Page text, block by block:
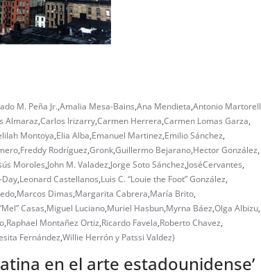
M. Peña Jr.,Amalia Mesa-Bains,Ana Mendieta,Antonio Martorell
Almaraz,Carlos Irizarry,Carmen Herrera,Carmen Lomas Garza,
Montoya,Elia Alba,Emanuel Martinez,Emilio Sánchez,
,Freddy Rodríguez,Gronk,Guillermo Bejarano,Hector González,
Moroles,John M. Valadez,Jorge Soto Sánchez,JoséCervantes,
Day,Leonard Castellanos,Luis C. “Louie the Foot” González,
,Marcos Dimas,Margarita Cabrera,María Brito,
Casas,Miguel Luciano,Muriel Hasbun,Myrna Báez,Olga Albizu,
,Raphael Montañez Ortiz,Ricardo Favela,Roberto Chavez,
Fernández,Willie Herrón y Patssi Valdez)
en el arte estadounidense’